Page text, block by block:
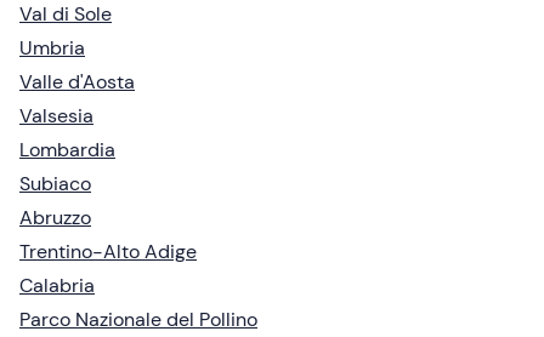
Val di Sole
Umbria
Valle d'Aosta
Valsesia
Lombardia
Subiaco
Abruzzo
Trentino-Alto Adige
Calabria
Parco Nazionale del Pollino